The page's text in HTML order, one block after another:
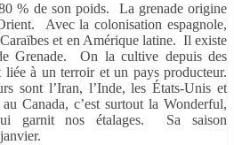
% de son poids. La grenade origine
Avec la colonisation espagnole,
Caraïbes et en Amérique latine. Il existe
Grenade. On la cultive depuis des
liée à un terroir et un pays producteur.
sont l’Iran, l’Inde, les États-Unis et
Canada, c’est surtout la Wonderful,
garnit nos étalages. Sa saison